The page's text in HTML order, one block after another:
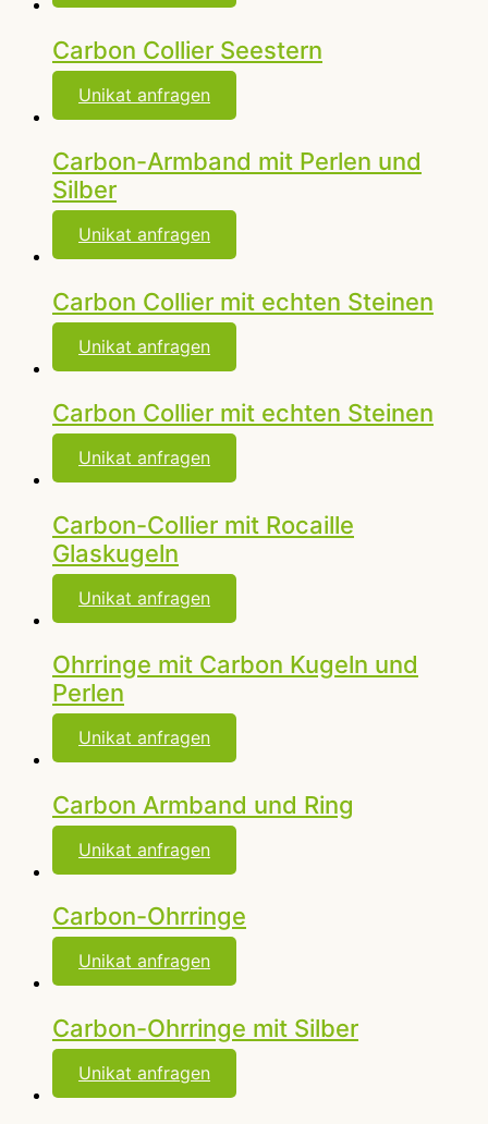
Carbon Collier Seestern
Unikat anfragen
Carbon-Armband mit Perlen und
Silber
Unikat anfragen
Carbon Collier mit echten Steinen
Unikat anfragen
Carbon Collier mit echten Steinen
Unikat anfragen
Carbon-Collier mit Rocaille
Glaskugeln
Unikat anfragen
Ohrringe mit Carbon Kugeln und
Perlen
Unikat anfragen
Carbon Armband und Ring
Unikat anfragen
Carbon-Ohrringe
Unikat anfragen
Carbon-Ohrringe mit Silber
Unikat anfragen